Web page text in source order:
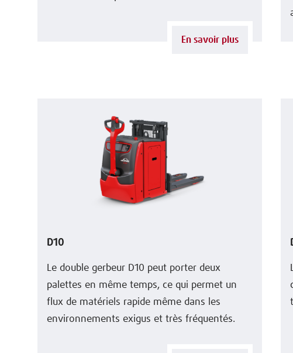
En savoir plus
D10
Le double gerbeur D10 peut porter deux
palettes en même temps, ce qui permet un
flux de matériels rapide même dans les
environnements exigus et très fréquentés.